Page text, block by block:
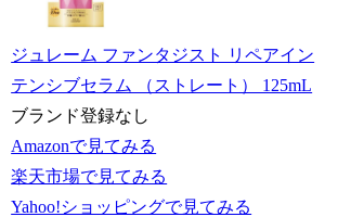
ジュレーム ファンタジスト リペアイン
テンシブセラム （ストレート） 125mL
ブランド登録なし
Amazonで見てみる
楽天市場で見てみる
Yahoo!ショッピングで見てみる